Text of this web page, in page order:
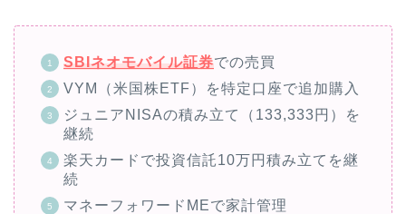
SBIネオモバイル証券での売買
VYM（米国株ETF）を特定口座で追加購入
ジュニアNISAの積み立て（133,333円）を
継続
楽天カードで投資信託10万円積み立てを継
続
マネーフォワードMEで家計管理